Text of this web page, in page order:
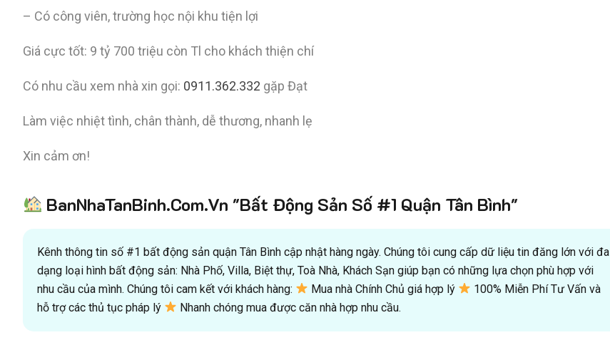
– Có công viên, trường học nội khu tiện lợi
Giá cực tốt: 9 tỷ 700 triệu còn Tl cho khách thiện chí
Có nhu cầu xem nhà xin gọi: 0911.362.332 gặp Đạt
Làm việc nhiệt tình, chân thành, dễ thương, nhanh lẹ
Xin cảm ơn!
BanNhaTanBinh.Com.Vn "Bất Động Sản Số #1 Quận Tân Bình"
Kênh thông tin số #1 bất động sản quận Tân Bình cập nhật hàng ngày. Chúng tôi cung cấp dữ liệu tin đăng lớn với đa
dạng loại hình bất động sản: Nhà Phố, Villa, Biệt thự, Toà Nhà, Khách Sạn giúp bạn có những lựa chọn phù hợp với
nhu cầu của mình. Chúng tôi cam kết với khách hàng:
Mua nhà Chính Chủ giá hợp lý
100% Miễn Phí Tư Vấn và
hỗ trợ các thủ tục pháp lý
Nhanh chóng mua được căn nhà hợp nhu cầu.